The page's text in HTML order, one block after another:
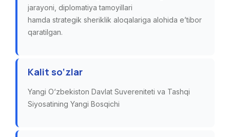
jarayoni, diplomatiya tamoyillari
hamda strategik sheriklik aloqalariga alohida e’tibor
qaratilgan.
Kalit so‘zlar
Yangi O‘zbekiston Davlat Suvereniteti va Tashqi
Siyosatining Yangi Bosqichi